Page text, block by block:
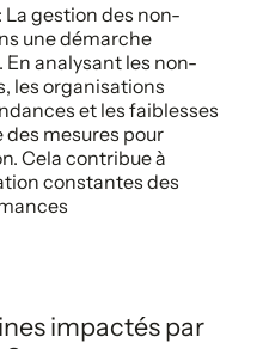
: La gestion des non-
une démarche
analysant les non-
les organisations
et les faiblesses
mesures pour
Cela contribue à
constantes des
impactés par